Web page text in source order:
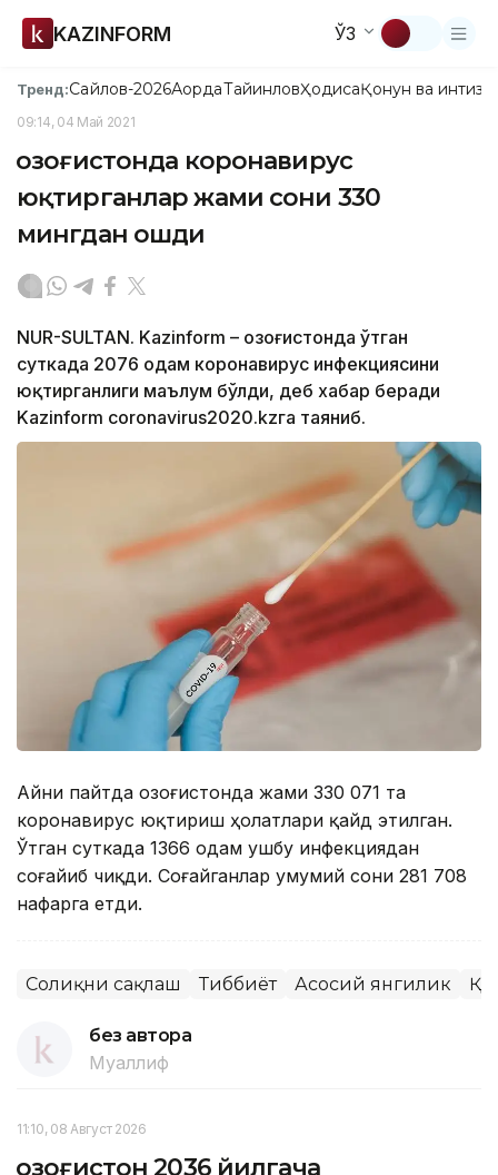
KAZINFORM ЎЗ
Тренд:Сайлов-2026АқордаТайинловҲодисаҚонун ва
09:14, 04 Май 2021
Қозоғистонда коронавирус
юқтирганлар жами сони 330
мингдан ошди
NUR-SULTAN. Kazinform – Қозоғистонда ўтган
суткада 2076 одам коронавирус инфекциясини
юқтирганлиги маълум бўлди, деб хабар беради
Kazinform coronavirus2020.kzга таяниб.
Айни пайтда Қозоғистонда жами 330 071 та
коронавирус юқтириш ҳолатлари қайд этилган.
Ўтган суткада 1366 одам ушбу инфекциядан
соғайиб чиқди. Соғайганлар умумий сони 281 708
нафарга етди.
Соғлиқни сақлаш Тиббиёт Асосий янгилик ҚР
без автора
Муаллиф
11:10, 08 Август 2026
Қозоғистон 2036 йилгача